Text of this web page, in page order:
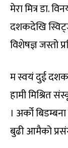
मेरा मित्र डा.
दशकदेखि
विशेषज्ञ जस्तो
म स्वयं दुई
हामी मिश्रित
। अर्को
बुढी आमैको